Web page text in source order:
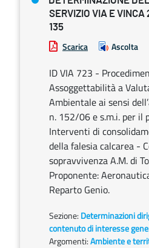
SERVIZIO VIA E
135
Scarica Ascolta
ID VIA 723 -
Assoggettabilità a
Ambientale ai sensi
n. 152/06 e s.m.i. per il
Interventi di
della falesia calcarea -
sopravvivenza A.M. di
Proponente:
Reparto Genio.
Sezione: Determinazioni
contenuto di interesse
Argomenti:Ambiente e